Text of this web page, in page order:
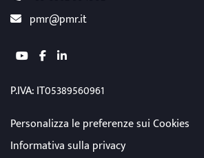
pmr@pmr.it
youtubefacebooklinkedin
P.IVA: IT05389560961
Personalizza le preferenze sui Cookies
Informativa sulla privacy